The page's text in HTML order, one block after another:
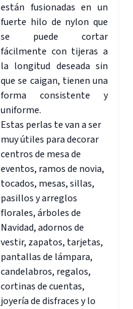
están fusionadas en un
fuerte hilo de nylon que
se puede cortar
fácilmente con tijeras a
la longitud deseada sin
que se caigan, tienen una
forma consistente y
uniforme.
Estas perlas te van a ser
muy útiles para decorar
centros de mesa de
eventos, ramos de novia,
tocados, mesas, sillas,
pasillos y arreglos
florales, árboles de
Navidad, adornos de
vestir, zapatos, tarjetas,
pantallas de lámpara,
candelabros, regalos,
cortinas de cuentas,
joyería de disfraces y lo